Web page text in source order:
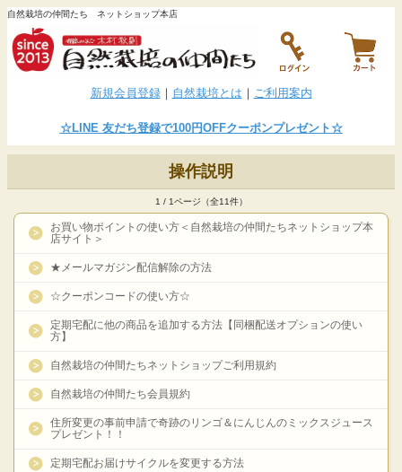
自然栽培の仲間たち ネットショップ本店
新規会員登録｜ 自然栽培とは ｜ ご利用案内
☆LINE友だち登録で100円OFFクーポンプレゼント☆
操作説明
1 / 1ページ（全11件）
お買い物ポイントの使い方＜自然栽培の仲間たちネットショップ本
店サイト＞
★メールマガジン配信解除の方法
☆クーポンコードの使い方☆
定期宅配に他の商品を追加する方法【同梱配送オプションの使い
方】
自然栽培の仲間たちネットショップご利用規約
自然栽培の仲間たち会員規約
住所変更の事前申請で奇跡のリンゴ＆にんじんのミックスジュース
プレゼント！！
定期宅配お届けサイクルを変更する方法